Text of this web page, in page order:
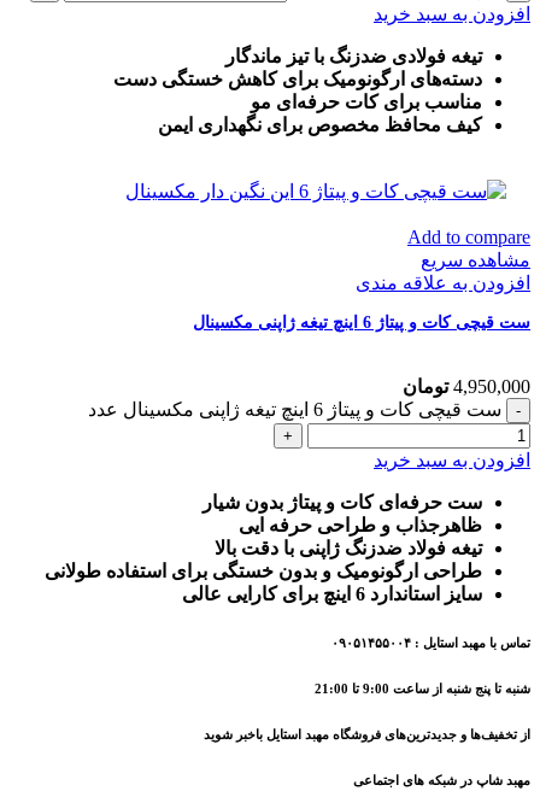
افزودن به سبد خرید
تیغه فولادی ضدزنگ با تیز ماندگار
دسته‌های ارگونومیک برای کاهش خستگی دست
مناسب برای کات حرفه‌ای مو
کیف محافظ مخصوص برای نگهداری ایمن
Add to compare
مشاهده سریع
افزودن به علاقه مندی
ست قیچی کات و پیتاژ 6 اینچ تیغه ژاپنی مکسینال
4,950,000 تومان
ست قیچی کات و پیتاژ 6 اینچ تیغه ژاپنی مکسینال عدد
افزودن به سبد خرید
ست حرفه‌ای کات و پیتاژ بدون شیار
ظاهرجذاب و طراحی حرفه ایی
تیغه فولاد ضدزنگ ژاپنی با دقت بالا
طراحی ارگونومیک و بدون خستگی برای استفاده طولانی
سایز استاندارد 6 اینچ برای کارایی عالی
تماس با مهبد استایل : ۰۹۰۵۱۴۵۵۰۰۴
شنبه تا پنج شنبه از ساعت 9:00 تا 21:00
از تخفیف‌ها و جدیدترین‌های فروشگاه مهبد استایل باخبر شوید
مهبد شاپ در شبکه های اجتماعی